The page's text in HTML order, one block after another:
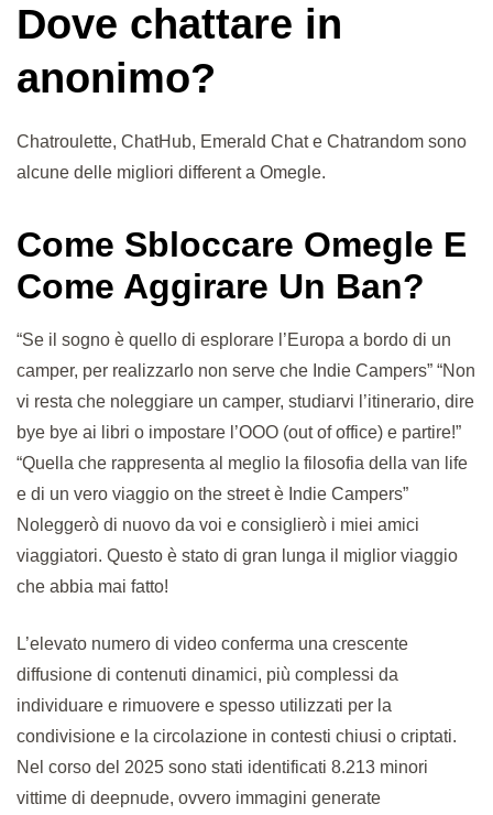
Dove chattare in
anonimo?
Chatroulette, ChatHub, Emerald Chat e Chatrandom sono
alcune delle migliori different a Omegle.
Come Sbloccare Omegle E
Come Aggirare Un Ban?
“Se il sogno è quello di esplorare l’Europa a bordo di un
camper, per realizzarlo non serve che Indie Campers” “Non
vi resta che noleggiare un camper, studiarvi l’itinerario, dire
bye bye ai libri o impostare l’OOO (out of office) e partire!”
“Quella che rappresenta al meglio la filosofia della van life
e di un vero viaggio on the street è Indie Campers”
Noleggerò di nuovo da voi e consiglierò i miei amici
viaggiatori. Questo è stato di gran lunga il miglior viaggio
che abbia mai fatto!
L’elevato numero di video conferma una crescente
diffusione di contenuti dinamici, più complessi da
individuare e rimuovere e spesso utilizzati per la
condivisione e la circolazione in contesti chiusi o criptati.
Nel corso del 2025 sono stati identificati 8.213 minori
vittime di deepnude, ovvero immagini generate